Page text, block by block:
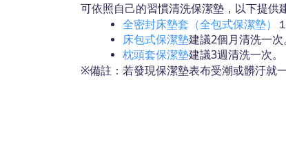
可依照自己的習慣清洗保潔墊，以下提供
全密封床墊套（全包式保潔墊）
床包式保潔墊建議2個月清洗一次。
枕頭套保潔墊建議3週清洗一次。
※備註：若發現保潔墊表布受潮或髒汙就